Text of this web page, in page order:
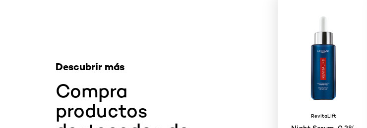
Compra
productos
Descubrir más
RevitaLift